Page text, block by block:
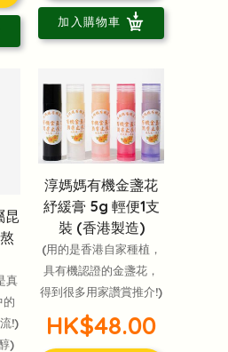
加入購物車
昆
真
的
!)
)
淳媽媽有機金盞花
紓緩膏 5g 輕便1支
裝 (香港製造)
(用的是香港自家種植，
具有機認證的金盞花，
得到很多用家讚賞推介!)
HK$48.00